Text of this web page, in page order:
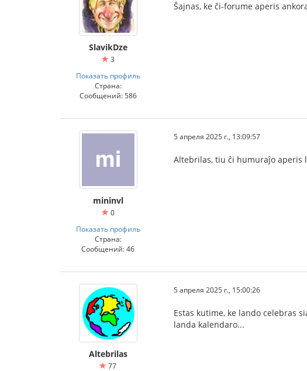
SlavikDze
3
Показать профиль
Страна:
Сообщений: 586
Ŝajnas, ke ĉi-forume aperis
mininvl
0
Показать профиль
Страна:
Сообщений: 46
5 апреля 2025 г., 13:09:57
Altebrilas, tiu ĉi humuraĵo aperis
Altebrilas
77
5 апреля 2025 г., 15:00:26
Estas kutime, ke lando celebras
landa kalendaro...